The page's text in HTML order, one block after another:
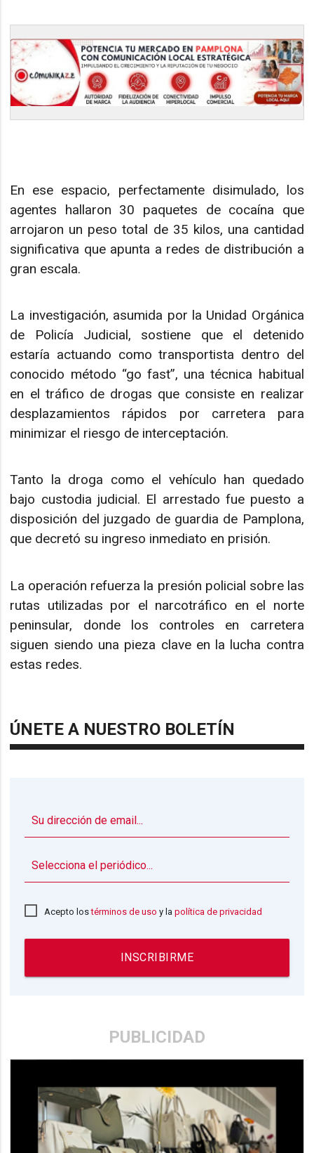
En ese espacio, perfectamente disimulado, los
agentes hallaron 30 paquetes de cocaína que
arrojaron un peso total de 35 kilos, una cantidad
significativa que apunta a redes de distribución a
gran escala.
La investigación, asumida por la Unidad Orgánica
de Policía Judicial, sostiene que el detenido
estaría actuando como transportista dentro del
conocido método “go fast”, una técnica habitual
en el tráfico de drogas que consiste en realizar
desplazamientos rápidos por carretera para
minimizar el riesgo de interceptación.
Tanto la droga como el vehículo han quedado
bajo custodia judicial. El arrestado fue puesto a
disposición del juzgado de guardia de Pamplona,
que decretó su ingreso inmediato en prisión.
La operación refuerza la presión policial sobre las
rutas utilizadas por el narcotráfico en el norte
peninsular, donde los controles en carretera
siguen siendo una pieza clave en la lucha contra
estas redes.
ÚNETE A NUESTRO BOLETÍN
Acepto lostérminos de uso y lapolítica de privacidad
INSCRIBIRME
PUBLICIDAD